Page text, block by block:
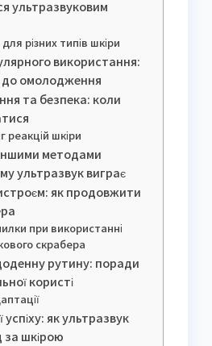
ультразвуковим
різних типів шкіри
використання:
до омолодження
та безпека: коли
реакцій шкіри
методами
ультразвук виграє
як продовжити
при використанні
скрабера
рутину: поради
користі
успіху: як ультразвук
за шкірою